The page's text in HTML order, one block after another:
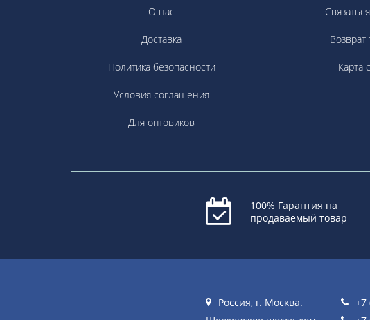
О нас
Доставка
Политика безопасности
Условия соглашения
Для оптовиков
Возврат
Карта
100% Гарантия на
продаваемый товар
Россия, г. Москва.
+7